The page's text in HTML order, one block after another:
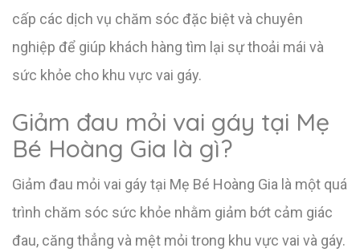
cấp các dịch vụ chăm sóc đặc biệt và chuyên
nghiệp để giúp khách hàng tìm lại sự thoải mái và
sức khỏe cho khu vực vai gáy.
Giảm đau mỏi vai gáy tại Mẹ
Bé Hoàng Gia là gì?
Giảm đau mỏi vai gáy tại Mẹ Bé Hoàng Gia là một quá
trình chăm sóc sức khỏe nhằm giảm bớt cảm giác
đau, căng thẳng và mệt mỏi trong khu vực vai và gáy.